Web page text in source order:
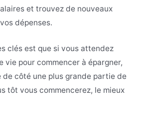
et trouvez de nouveaux
dépenses.
clés est que si vous attendez
vie pour commencer à épargner,
côté une plus grande partie de
tôt vous commencerez, le mieux